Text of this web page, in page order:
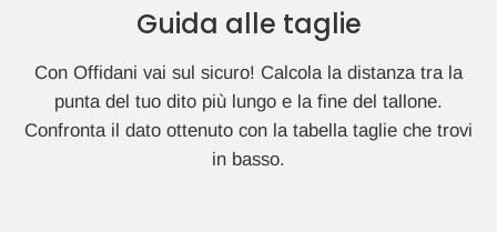
Guida alle taglie
Con Offidani vai sul sicuro! Calcola la distanza tra la
punta del tuo dito più lungo e la fine del tallone.
Confronta il dato ottenuto con la tabella taglie che trovi
in basso.